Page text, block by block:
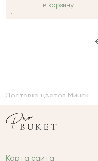
в корзину
Доставка цветов Минск
Карта сайта